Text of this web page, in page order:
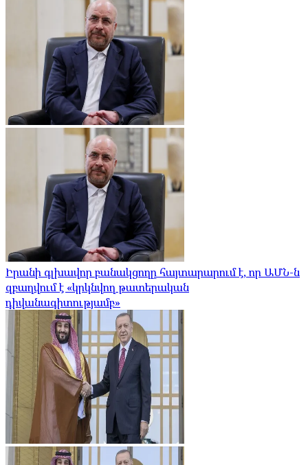
Իրանի գլխավոր բանակցողը հայտարարում է, որ ԱՄՆ-ն
զբաղվում է «կրկնվող թատերական
դիվանագիտությամբ»